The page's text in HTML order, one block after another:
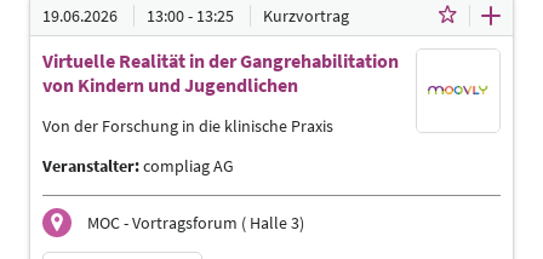
19.06.2026 13:00 - 13:25 Kurzvortrag
Virtuelle Realität in der Gangrehabilitation
von Kindern und Jugendlichen
Von der Forschung in die klinische Praxis
Veranstalter:compliag AG
MOC - Vortragsforum ( Halle 3)